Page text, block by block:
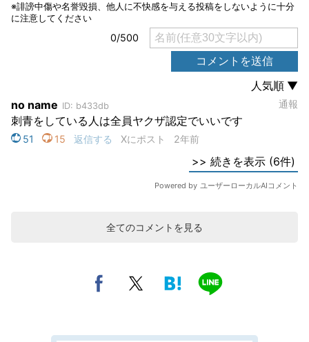
全てのコメントを見る